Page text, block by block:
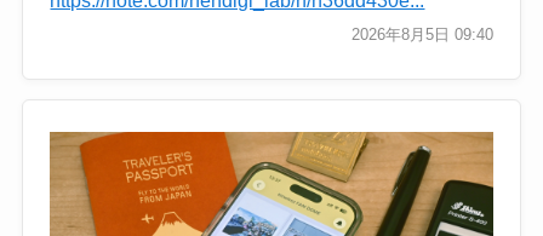
2026年8月5日 09:40